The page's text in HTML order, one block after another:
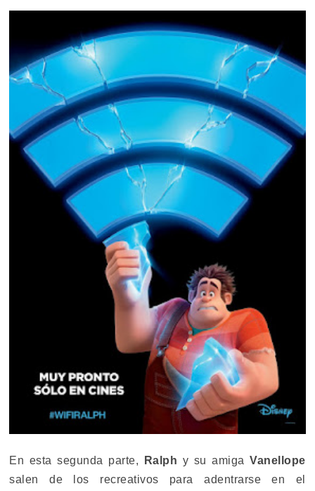
En esta segunda parte, Ralph y su amigaVanellope
salen de los recreativos para adentrarse en el